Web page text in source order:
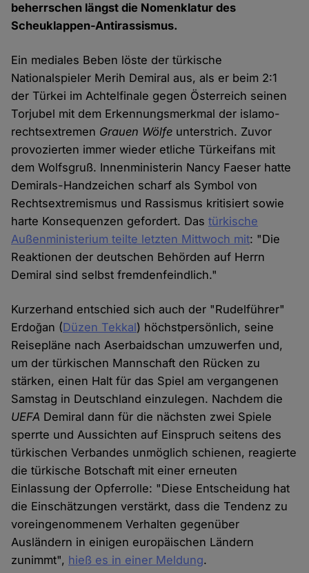
beherrschen längst die Nomenklatur des
Scheuklappen-Antirassismus.
Ein mediales Beben löste der türkische
Nationalspieler Merih Demiral aus, als er beim 2:1
der Türkei im Achtelfinale gegen Österreich seinen
Torjubel mit dem Erkennungsmerkmal der islamo-
rechtsextremen Grauen Wölfe unterstrich. Zuvor
provozierten immer wieder etliche Türkeifans mit
dem Wolfsgruß. Innenministerin Nancy Faeser hatte
Demirals-Handzeichen scharf als Symbol von
Rechtsextremismus und Rassismus kritisiert sowie
harte Konsequenzen gefordert. Dastürkische
Außenministerium teilte letzten Mittwoch mit: "Die
Reaktionen der deutschen Behörden auf Herrn
Demiral sind selbst fremdenfeindlich."
Kurzerhand entschied sich auch der "Rudelführer"
Erdoğan (Düzen Tekkal) höchstpersönlich, seine
Reisepläne nach Aserbaidschan umzuwerfen und,
um der türkischen Mannschaft den Rücken zu
stärken, einen Halt für das Spiel am vergangenen
Samstag in Deutschland einzulegen. Nachdem die
UEFA Demiral dann für die nächsten zwei Spiele
sperrte und Aussichten auf Einspruch seitens des
türkischen Verbandes unmöglich schienen, reagierte
die türkische Botschaft mit einer erneuten
Einlassung der Opferrolle: "Diese Entscheidung hat
die Einschätzungen verstärkt, dass die Tendenz zu
voreingenommenem Verhalten gegenüber
Ausländern in einigen europäischen Ländern
zunimmt", hieß es in einer Meldung.